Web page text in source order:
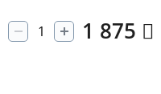
1 875